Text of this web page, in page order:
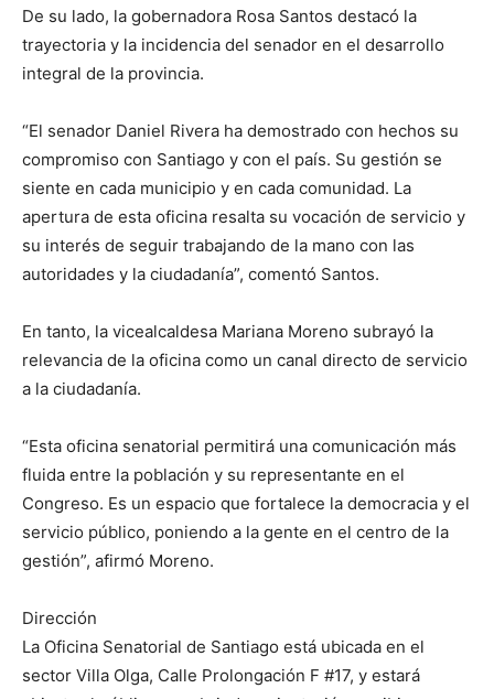
De su lado, la gobernadora Rosa Santos destacó la
trayectoria y la incidencia del senador en el desarrollo
integral de la provincia.
“El senador Daniel Rivera ha demostrado con hechos su
compromiso con Santiago y con el país. Su gestión se
siente en cada municipio y en cada comunidad. La
apertura de esta oficina resalta su vocación de servicio y
su interés de seguir trabajando de la mano con las
autoridades y la ciudadanía”, comentó Santos.
En tanto, la vicealcaldesa Mariana Moreno subrayó la
relevancia de la oficina como un canal directo de servicio
a la ciudadanía.
“Esta oficina senatorial permitirá una comunicación más
fluida entre la población y su representante en el
Congreso. Es un espacio que fortalece la democracia y el
servicio público, poniendo a la gente en el centro de la
gestión”, afirmó Moreno.
Dirección
La Oficina Senatorial de Santiago está ubicada en el
sector Villa Olga, Calle Prolongación F #17, y estará